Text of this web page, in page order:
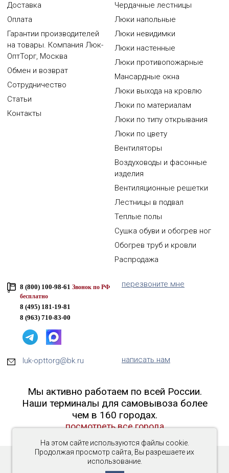
На этом сайте используются файлы cookie.
Продолжая просмотр сайта, Вы разрешаете их
использование.
Доставка
Оплата
Гарантии производителей
на товары. Компания Люк-
ОптТорг, Москва
Обмен и возврат
Сотрудничество
Статьи
Контакты
Чердачные лестницы
Люки напольные
Люки невидимки
Люки настенные
Люки противопожарные
Мансардные окна
Люки выхода на кровлю
Люки по материалам
Люки по типу открывания
Люки по цвету
Вентиляторы
Воздуховоды и фасонные
изделия
Вентиляционные решетки
Лестницы в подвал
Теплые полы
Сушка обуви и обогрев ног
Обогрев труб и кровли
Распродажа
8 (800) 100-98-61 Звонок по РФ
бесплатно
8 (495) 181-19-81
8 (963) 710-83-00
перезвоните мне
luk-opttorg@bk.ru написать нам
Мы активно работаем по всей России.
Наши терминалы для самовывоза более
чем в 160 городах.
посмотреть все города